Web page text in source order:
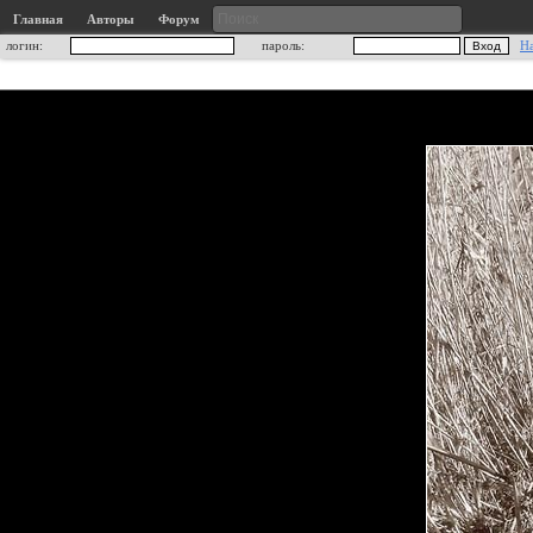
Главная Авторы
Форум
логин:
пароль: